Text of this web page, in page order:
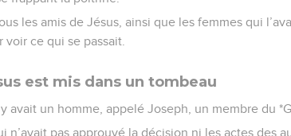
les amis de Jésus, ainsi que les femmes qui
voir ce qui se passait.
est mis dans un tombeau
avait un homme, appelé Joseph, un membre du
n’avait pas approuvé la décision ni les actes des